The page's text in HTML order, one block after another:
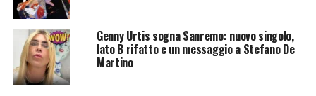
Genny Urtis sogna Sanremo: nuovo singolo,
lato B rifatto e un messaggio a Stefano De
Martino